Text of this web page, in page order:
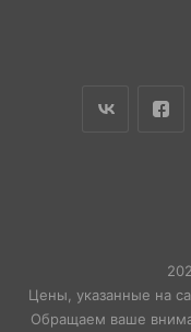
Цены, указанные на
Обращаем ваше